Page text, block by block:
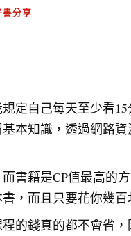
書分享
定自己每天至少看
本知識，透過網路
書籍是CP值最高的
，而且只要花你幾百
的錢真的都不會省